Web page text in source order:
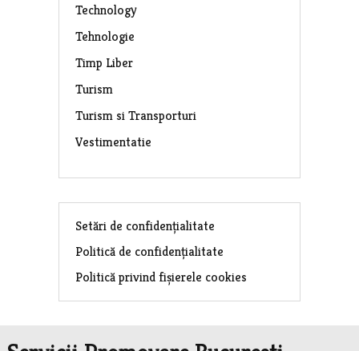
Technology
Tehnologie
Timp Liber
Turism
Turism si Transporturi
Vestimentatie
Setări de confidențialitate
Politică de confidențialitate
Politică privind fișierele cookies